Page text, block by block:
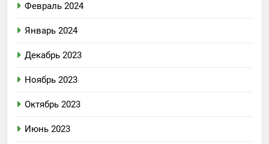
Февраль 2024
Январь 2024
Декабрь 2023
Ноябрь 2023
Октябрь 2023
Июнь 2023